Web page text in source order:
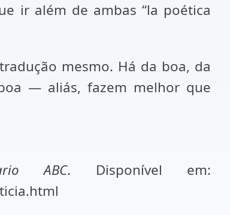
ir além de ambas “la poética
mesmo. Há da boa, da
— aliás, fazem melhor que
ABC. Disponível em: